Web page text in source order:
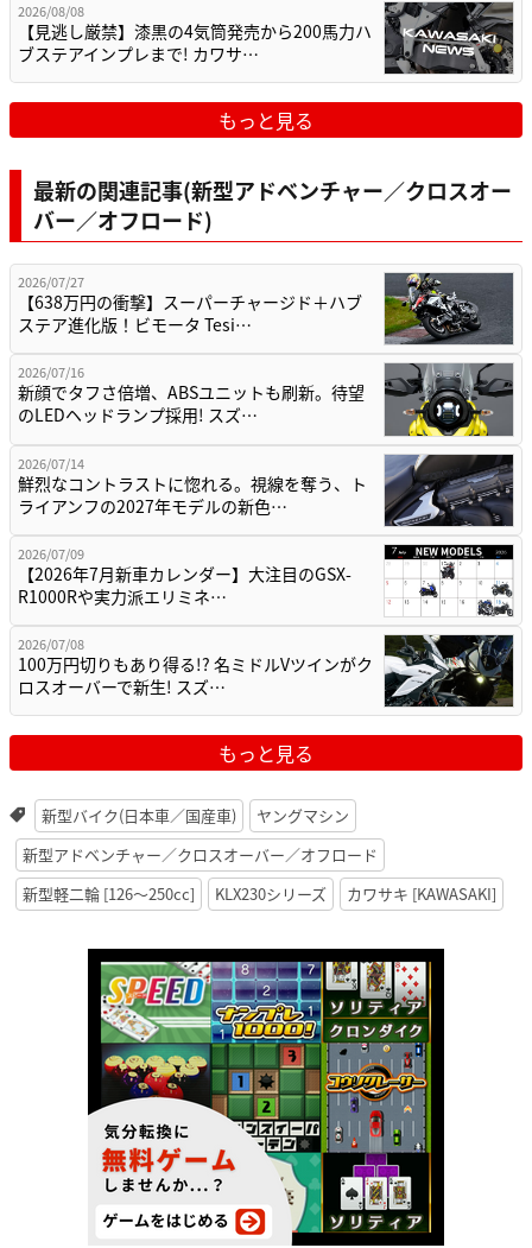
2026/08/08
【見逃し厳禁】漆黒の4気筒発売から200馬力ハ
ブステアインプレまで! カワサ…
もっと見る
最新の関連記事(新型アドベンチャー／クロスオー
バー／オフロード)
2026/07/27
【638万円の衝撃】スーパーチャージド＋ハブ
ステア進化版！ビモータ Tesi…
2026/07/16
新顔でタフさ倍増、ABSユニットも刷新。待望
のLEDヘッドランプ採用! スズ…
2026/07/14
鮮烈なコントラストに惚れる。視線を奪う、ト
ライアンフの2027年モデルの新色…
2026/07/09
【2026年7月新車カレンダー】大注目のGSX-
R1000Rや実力派エリミネ…
2026/07/08
100万円切りもあり得る!? 名ミドルVツインがク
ロスオーバーで新生! スズ…
もっと見る
新型バイク(日本車／国産車)
ヤングマシン
新型アドベンチャー／クロスオーバー／オフロード
新型軽二輪 [126〜250cc]
KLX230シリーズ カワサキ [KAWASAKI]